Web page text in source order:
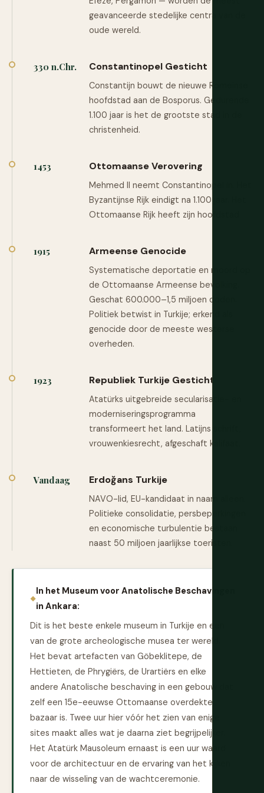
geavanceerde stedelijke centra van de
oude wereld.
330 n.Chr. Constantinopel Gesticht
Constantijn bouwt de nieuwe Romeinse
hoofdstad aan de Bosporus. Gedurende
1.100 jaar is het de grootste stad in de
christenheid.
1453 Ottomaanse Verovering
Mehmed II neemt Constantinopel in. Het
Byzantijnse Rijk eindigt na 1.100 jaar. Het
Ottomaanse Rijk heeft zijn hoofdstad.
1915 Armeense Genocide
Systematische deportatie en moord op
de Ottomaanse Armeense bevolking.
Geschat 600.000–1,5 miljoen doden.
Politiek betwist in Turkije; erkend als
genocide door de meeste westerse
overheden.
1923 Republiek Turkije Gesticht
Atatürks uitgebreide secularisatie- en
moderniseringsprogramma
transformeert het land. Latijns schrift,
vrouwenkiesrecht, afgeschaft kalifaat.
Vandaag Erdoğans Turkije
NAVO-lid, EU-kandidaat in naam alleen.
Politieke consolidatie, persbeperkingen
en economische turbulentie bestaan
naast 50 miljoen jaarlijkse toeristen.
In het Museum voor Anatolische Beschavingen
in Ankara:
Dit is het beste enkele museum in Turkije en een
van de grote archeologische musea ter wereld.
Het bevat artefacten van Göbeklitepe, de
Hettieten, de Phrygiërs, de Urartiërs en elke
andere Anatolische beschaving in een gebouw dat
zelf een 15e-eeuwse Ottomaanse overdekte
bazaar is. Twee uur hier vóór het zien van enige
sites maakt alles wat je daarna ziet begrijpelijker.
Het Atatürk Mausoleum ernaast is een uur waard
voor de architectuur en de ervaring van het kijken
naar de wisseling van de wachtceremonie.